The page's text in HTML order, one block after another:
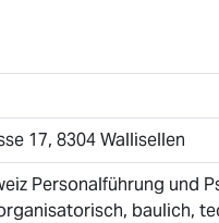
17, 8304 Wallisellen
Personalführung und
baulich,